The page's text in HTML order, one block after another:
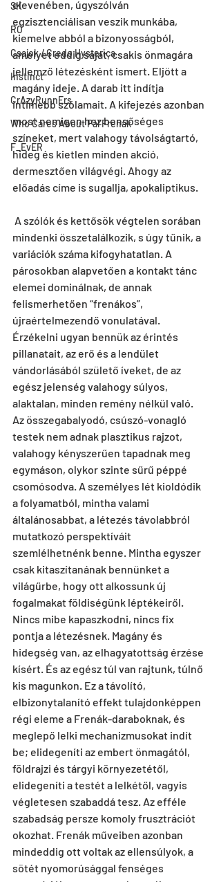
SK
RO
Csajok / Credo Hysterica
Instinct
CrAzyRunnErs
Who Cares About Pál Frenák
F_EvER
elevenében, úgyszólván
egzisztenciálisan veszik munkába,
kiemelve abból a bizonyosságból,
amelyet eddig saját, csakis önmagára
jellemző létezésként ismert. Eljött a
magány ideje. A darab itt indítja
intimebb szólamait. A kifejezés azonban
most nemigen hoz bensőséges
színeket, mert valahogy távolságtartó,
hideg és kietlen minden akció,
dermesztően világvégi. Ahogy az
előadás címe is sugallja, apokaliptikus.
mindenki összetalálkozik, s úgy tűnik, a
variációk száma kifogyhatatlan. A
párosokban alapvetően a kontakt tánc
elemei dominálnak, de annak
felismerhetően “frenákos”,
újraértelmezendő vonulatával.
Érzékelni ugyan bennük az érintés
pillanatait, az erő és a lendület
vándorlásából születő íveket, de az
egész jelenség valahogy súlyos,
alaktalan, minden remény nélkül való.
Az összegabalyodó, csúszó-vonagló
testek nem adnak plasztikus rajzot,
valahogy kényszerűen tapadnak meg
egymáson, olykor szinte sűrű péppé
csomósodva. A személyes lét kioldódik
a folyamatból, mintha valami
általánosabbat, a létezés távolabbról
mutatkozó perspektíváit
szemlélhetnénk benne. Mintha egyszer
csak kitaszítanának bennünket a
világűrbe, hogy ott alkossunk új
fogalmakat földiségünk léptékeiről.
Nincs mibe kapaszkodni, nincs fix
pontja a létezésnek. Magány és
hidegség van, az elhagyatottság érzése
kísért. És az egész túl van rajtunk, túlnő
kis magunkon. Ez a távolító,
elbizonytalanító effekt tulajdonképpen
régi eleme a Frenák-daraboknak, és
meglepő lelki mechanizmusokat indít
be; elidegeníti az embert önmagától,
földrajzi és tárgyi környezetétől,
elidegeníti a testét a lelkétől, vagyis
végletesen szabaddá tesz. Az efféle
szabadság persze komoly frusztrációt
okozhat. Frenák műveiben azonban
mindeddig ott voltak az ellensúlyok, a
sötét nyomorúsággal fenséges